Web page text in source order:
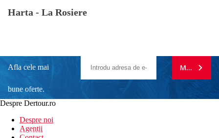
Harta - La Rosiere
Afla cele mai
bune oferte.
newsletter!
MA
Despre Dertour.ro
Despre noi
Agentii